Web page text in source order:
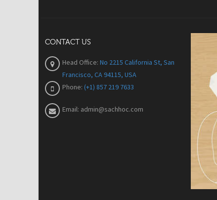
CONTACT US
Head Office: No 2215 California St, San
Francisco, CA 94115, USA
Phone: (+1) 857 219 7633
Email: admin@sachhoc.com